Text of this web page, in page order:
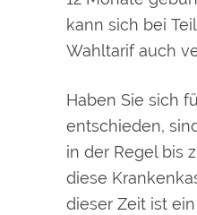
kann sich bei
Wahltarif auch
Haben Sie sich
entschieden,
in der Regel bis
diese
dieser Zeit ist ein